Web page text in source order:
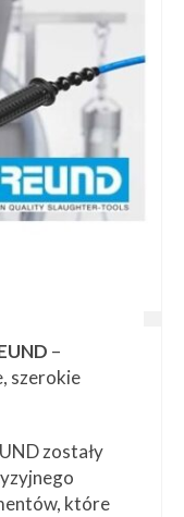
▼
▼
▼
▼
–
szerokie
zostały
które